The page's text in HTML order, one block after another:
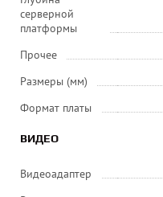
серверной
платформы
Прочее
Размеры (мм)
Формат платы
ВИДЕО
Видеоадаптер